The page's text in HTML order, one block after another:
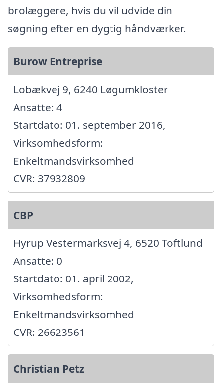
brolæggere, hvis du vil udvide din
søgning efter en dygtig håndværker.
Burow Entreprise
Lobækvej 9, 6240 Løgumkloster
Ansatte: 4
Startdato: 01. september 2016,
Virksomhedsform:
Enkeltmandsvirksomhed
CVR: 37932809
CBP
Hyrup Vestermarksvej 4, 6520 Toftlund
Ansatte: 0
Startdato: 01. april 2002,
Virksomhedsform:
Enkeltmandsvirksomhed
CVR: 26623561
Christian Petz